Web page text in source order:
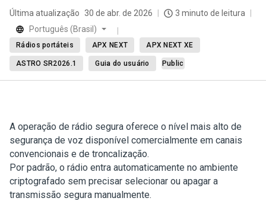
Última atualização 30 de abr. de 2026
3 minuto de leitura
Português (Brasil)
Rádios portáteis APX NEXT APX NEXT XE
ASTRO SR2026.1 Guia do usuário Public
A operação de rádio segura oferece o nível mais alto de
segurança de voz disponível comercialmente em canais
convencionais e de troncalização.
Por padrão, o rádio entra automaticamente no ambiente
criptografado sem precisar selecionar ou apagar a
transmissão segura manualmente.